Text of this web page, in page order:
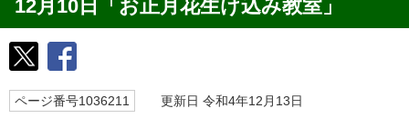
12月10日「お正月花生け込み教室」
ページ番号1036211 更新日 令和4年12月13日